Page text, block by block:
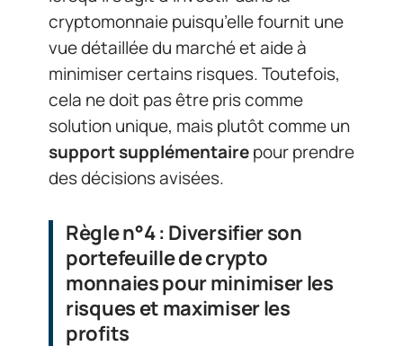
cryptomonnaie puisqu’elle fournit une
vue détaillée du marché et aide à
minimiser certains risques. Toutefois,
cela ne doit pas être pris comme
solution unique, mais plutôt comme un
support supplémentairepour prendre
des décisions avisées.
Règle n°4 : Diversifier son
portefeuille de crypto
monnaies pour minimiser les
risques et maximiser les
profits